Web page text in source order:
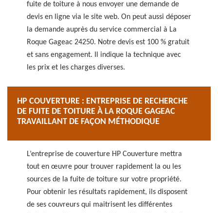
fuite de toiture à nous envoyer une demande de
devis en ligne via le site web. On peut aussi déposer
la demande auprès du service commercial à La
Roque Gageac 24250. Notre devis est 100 % gratuit
et sans engagement. Il indique la technique avec
les prix et les charges diverses.
HP COUVERTURE : ENTREPRISE DE RECHERCHE
DE FUITE DE TOITURE À LA ROQUE GAGEAC
TRAVAILLANT DE FAÇON MÉTHODIQUE
L’entreprise de couverture HP Couverture mettra
tout en œuvre pour trouver rapidement la ou les
sources de la fuite de toiture sur votre propriété.
Pour obtenir les résultats rapidement, ils disposent
de ses couvreurs qui maitrisent les différentes